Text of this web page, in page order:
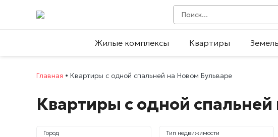
Жилые комплексы Квартиры
Главная • Квартиры с одной спальней на Новом Бульваре
Квартиры с одной
Город Тип недвижимости